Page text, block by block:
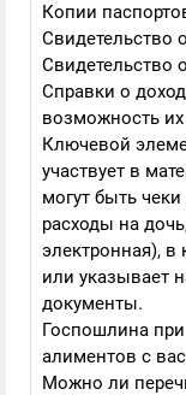
Копии
Свидетельство
Свидетельство
Справки о
возможность их
Ключевой
участвует в
могут быть
расходы на
электронная), в
или указывает
документы.
Госпошлина
алиментов с
Можно ли